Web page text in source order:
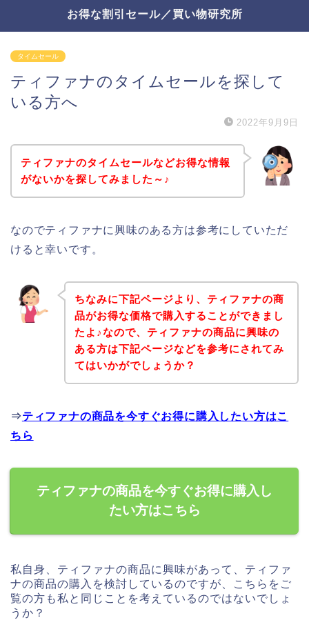
お得な割引セール／買い物研究所
タイムセール
ティファナのタイムセールを探して
いる方へ
2022年9月9日
ティファナのタイムセールなどお得な情報
がないかを探してみました～♪
なのでティファナに興味のある方は参考にしていただ
けると幸いです。
ちなみに下記ページより、ティファナの商
品がお得な価格で購入することができまし
たよ♪なので、ティファナの商品に興味の
ある方は下記ページなどを参考にされてみ
てはいかがでしょうか？
⇒ティファナの商品を今すぐお得に購入したい方はこ
ちら
ティファナの商品を今すぐお得に購入し
たい方はこちら
私自身、ティファナの商品に興味があって、ティファ
ナの商品の購入を検討しているのですが、こちらをご
覧の方も私と同じことを考えているのではないでしょ
うか？